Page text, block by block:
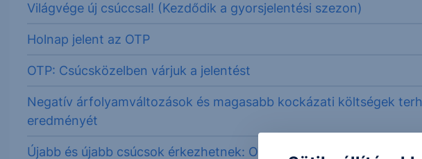
Világvége új csúccsal! (Kezdődik a gyorsjelentési szezon)
Holnap jelent az OTP
OTP: Csúcsközelben várjuk a jelentést
Negatív árfolyamváltozások és magasabb kockázati költségek
eredményét
Újabb és újabb csúcsok érkezhetnek: OTP - 2026/58 - napi